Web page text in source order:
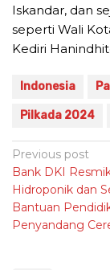
Iskandar, dan
seperti Wali
Kediri
Indonesia
Pilkada 2024
Post
navigation
Previous post
Bank DKI
Hidroponik dan
Bantuan
Penyandang